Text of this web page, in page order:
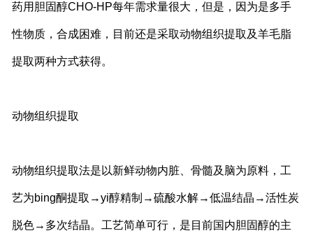
药用胆固醇CHO-HP每年需求量很大，但是，因为是多手
性物质，合成困难，目前还是采取动物组织提取及羊毛脂
提取两种方式获得。
动物组织提取
动物组织提取法是以新鲜动物内脏、骨髓及脑为原料，工
艺为bing酮提取→yi醇精制→硫酸水解→低温结晶→活性炭
脱色→多次结晶。工艺简单可行，是目前国内胆固醇的主